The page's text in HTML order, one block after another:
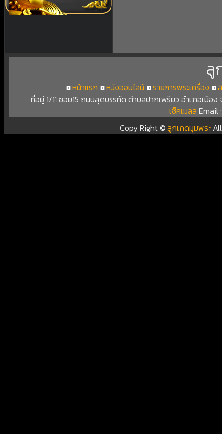
ลู
หน้าแรก หนังออนไลน์ รายการพระเครื่อง
ที่อยู่ 1/11 ซอย15 ถนนสุดบรรทัด ตำบลปากเพรียว อำเภอเมือ
เช็คเมลล์Email
Copy Right ©ลูกเกดมุมพระ